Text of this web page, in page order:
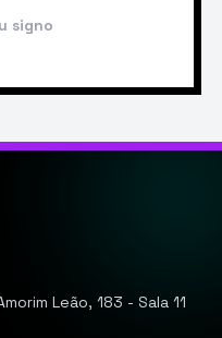
signo
Leão, 183 - Sala 11